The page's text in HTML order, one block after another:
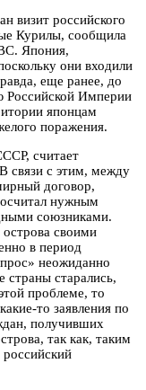
визит российского
Курилы, сообщила
Япония,
они входили
еще ранее, до
Российской Империи
японцам
поражения.
считает
связи с этим, между
договор,
нужным
союзниками.
своими
в период
неожиданно
старались,
проблеме, то
то заявления по
получивших
так как, таким